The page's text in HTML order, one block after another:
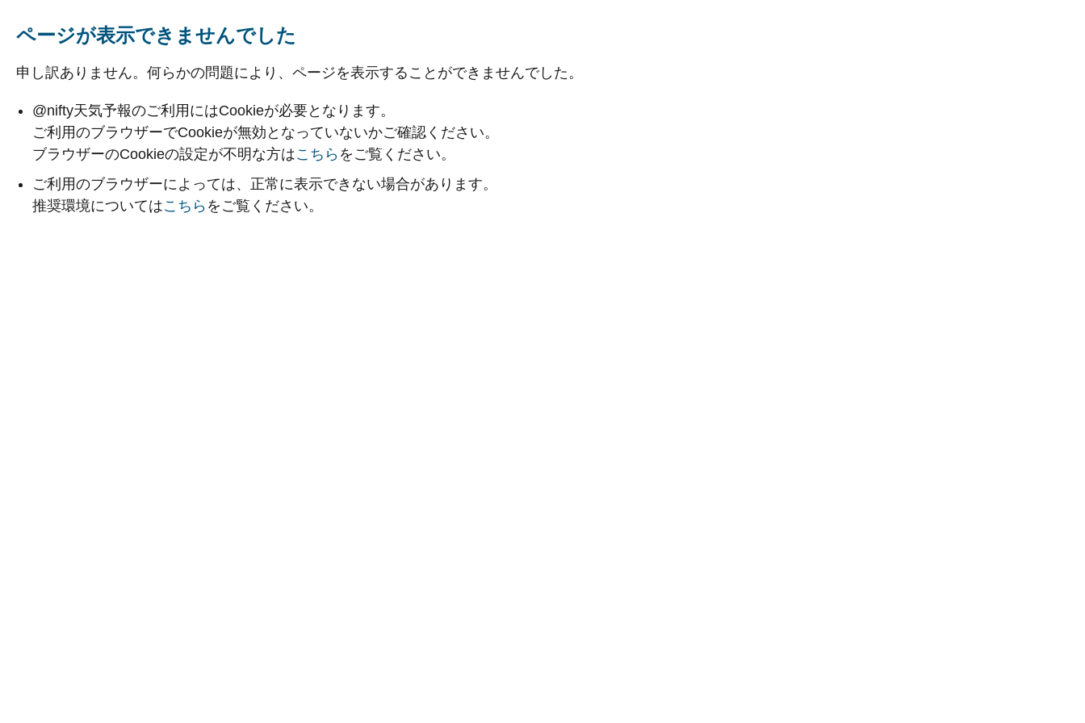
ページが表示できませんでした
申し訳ありません。何らかの問題により、ページを表示することができませんでした。
@nifty天気予報のご利用にはCookieが必要となります。
ご利用のブラウザーでCookieが無効となっていないかご確認ください。
ブラウザーのCookieの設定が不明な方はこちら をご覧ください。
ご利用のブラウザーによっては、正常に表示できない場合があります。
推奨環境についてはこちら をご覧ください。